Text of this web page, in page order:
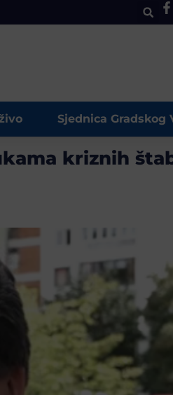
Sjednica Gradskog
kriznih